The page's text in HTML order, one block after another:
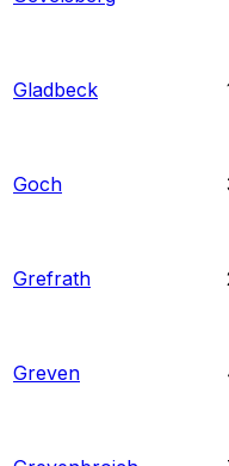
Gladbeck
Goch
Grefrath
Greven